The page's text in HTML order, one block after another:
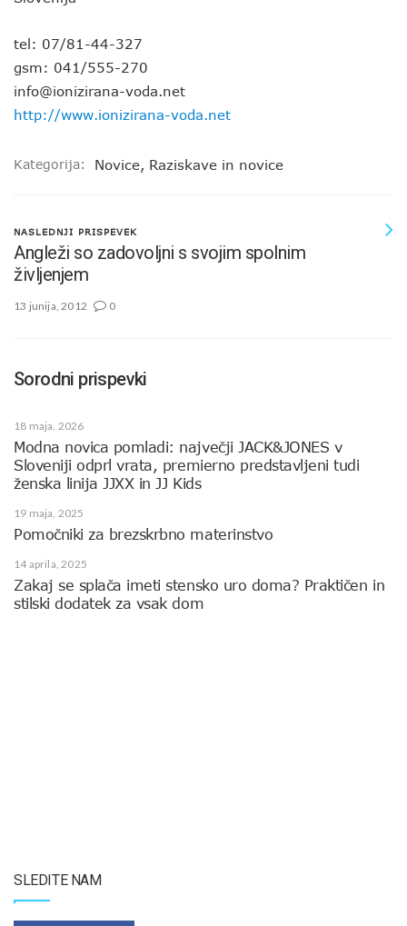
tel: 07/81-44-327
gsm: 041/555-270
info@ionizirana-voda.net
http://www.ionizirana-voda.net
Kategorija: Novice, Raziskave in novice
NASLEDNJI PRISPEVEK
Angleži so zadovoljni s svojim spolnim
življenjem
13 junija, 2012 0
Sorodni prispevki
18 maja, 2026
Modna novica pomladi: največji JACK&JONES v
Sloveniji odprl vrata, premierno predstavljeni tudi
ženska linija JJXX in JJ Kids
19 maja, 2025
Pomočniki za brezskrbno materinstvo
14 aprila, 2025
Zakaj se splača imeti stensko uro doma? Praktičen in
stilski dodatek za vsak dom
SLEDITE NAM